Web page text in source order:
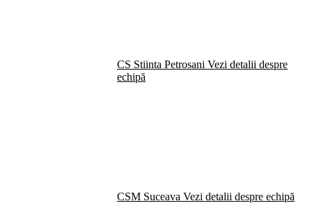
CS Stiinta Petrosani Vezi detalii despre
echipă
CSM Suceava Vezi detalii despre echipă